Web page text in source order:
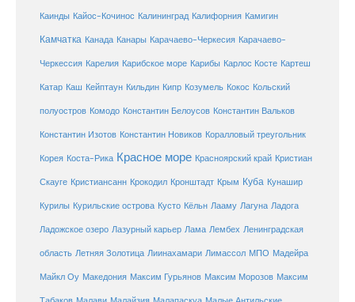
Каинды Кайос-Кочинос Калининград Калифорния Камигин
Камчатка Канада Канары Карачаево-Черкесия Карачаево-
Черкессия Карелия Карибское море Карибы Карлос Косте Картеш
Катар Каш Кейптаун Кильдин Кипр Козумель Кокос Кольский
полуостров Комодо Константин Белоусов Константин Вальков
Константин Изотов Константин Новиков Коралловый треугольник
Корея Коста-Рика Красное море Красноярский край Кристиан
Скауге Кристиансанн Крокодил Кронштадт Крым Куба Кунашир
Курилы Курильские острова Кусто Кёльн Лааму Лагуна Ладога
Ладожское озеро Лазурный карьер Лама Лембех Ленинградская
область Летняя Золотица Лиинахамари Лимассол МПО Мадейра
Майкл Оу Македония Максим Гурьянов Максим Морозов Максим